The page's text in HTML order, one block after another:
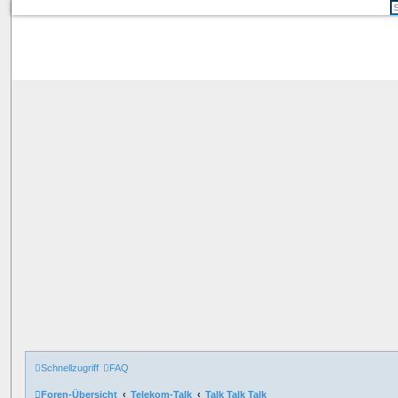
Schnellzugriff FAQ
Foren-Übersicht Telekom-Talk Talk Talk Talk